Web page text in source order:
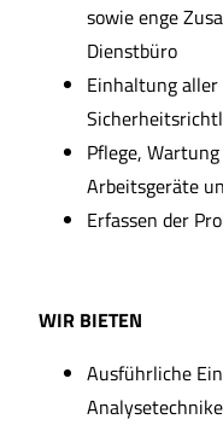
sowie enge
Dienstbüro
Einhaltung
Pflege,
Arbeitsgeräte
Erfassen der
WIR BIETEN
Ausführliche